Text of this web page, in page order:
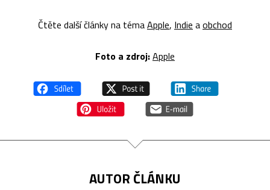
Čtěte další články na témaApple, Indie aobchod
Foto a zdroj:Apple
AUTOR ČLÁNKU